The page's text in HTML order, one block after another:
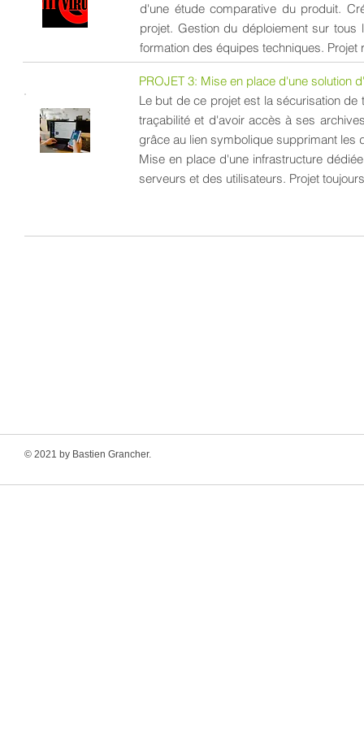
d'une étude comparative du produit.
projet. Gestion du déploiement sur
formation des équipes techniques.
PROJET 3: Mise en place d'une solution
Le but de ce projet est la sécurisation
traçabilité et d'avoir accès à ses
grâce au lien symbolique supprimant les
Mise en place d'une infrastructure
serveurs et des utilisateurs. Projet
© 2021 by Bastien Grancher.